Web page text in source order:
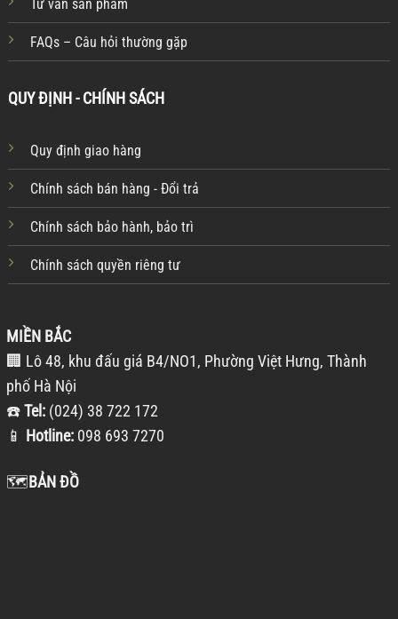
Tư vấn sản phẩm
FAQs – Câu hỏi thường gặp
QUY ĐỊNH - CHÍNH SÁCH
Quy định giao hàng
Chính sách bán hàng - Đổi trả
Chính sách bảo hành, bảo trì
Chính sách quyền riêng tư
MIỀN BẮC
🏢 Lô 48, khu đấu giá B4/NO1, Phường Việt Hưng, Thành
phố Hà Nội
☎️Tel: (024) 38 722 172
📱 Hotline: 098 693 7270
🗺️BẢN ĐỒ